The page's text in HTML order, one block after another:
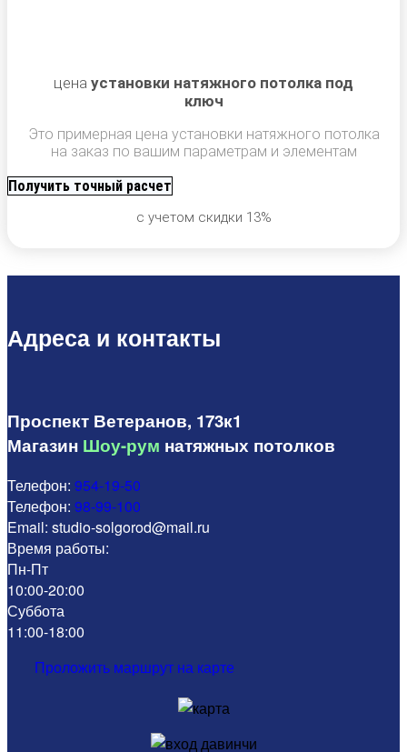
цена установки натяжного потолка под
ключ
Это примерная цена установки натяжного потолка
на заказ по вашим параметрам и элементам
Получить точный расчет
с учетом скидки 13%
Адреса и контакты
Проспект Ветеранов, 173к1
Магазин Шоу-рум натяжных потолков
Телефон: 954-19-50
Телефон: 98-99-100
Email: studio-solgorod@mail.ru
Время работы:
Пн-Пт
10:00-20:00
Суббота
11:00-18:00
Проложить маршрут на карте